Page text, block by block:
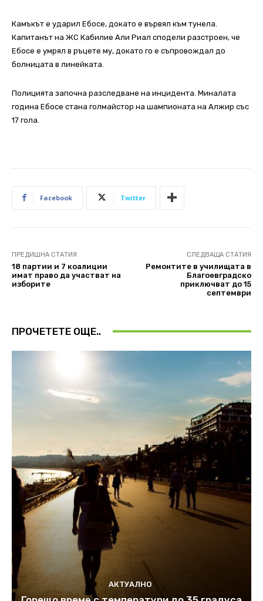
Камъкът е ударил Ебосе, докато е вървял към тунела.
Капитанът на ЖС Кабилие Али Риал сподели разстроен, че
Ебосе е умрял в ръцете му, докато го е съпровождал до
болницата в линейката.
Полицията започна разследване на инцидента. Миналата
година Ебосе стана голмайстор на шампионата на Алжир със
17 гола.
Facebook Twitter
ПРЕДИШНА СТАТИЯ
18 партии и 7 коалиции
имат право да участват на
изборите
СЛЕДВАЩА СТАТИЯ
Ремонтите в училищата в
Благоевградско
приключват до 15
септември
ПРОЧЕТЕТЕ ОЩЕ..
АКТУАЛНО